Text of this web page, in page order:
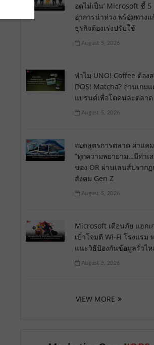
อดไม่เป็น’ Microsoft ชี้ 5
อาการน่าห่วง พร้อมทางแ
ธุรกิจต้องเร่งปรับใช้
August 5, 2026
ทำไม UNO! Coffee ต้อง
DOS! Matcha? อ่านเกม
แบรนด์เพื่อโตคนละตลาด
August 5, 2026
ถอดสูตรการตลาด ผ่าแค
“ทุกความพยายาม…มีค่าเ
ของ OR ผ่านเลนส์ปราก
สังคม Gen Z
August 5, 2026
Microsoft เตือนภัย แฮกเ
เป้าโจมตี Wi-Fi โรงแรม
แนะวิธีป้องกันข้อมูลรั่วไห
August 5, 2026
VIEW MORE